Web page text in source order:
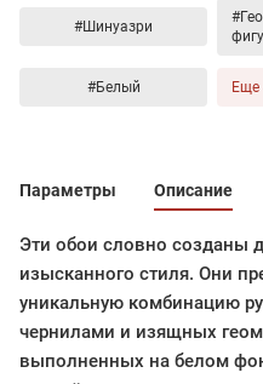
#Шинуазри
#Белый Еще
Параметры Описание
Эти обои словно созданы
изысканного стиля. Они
уникальную комбинацию
чернилами и изящных
выполненных на белом